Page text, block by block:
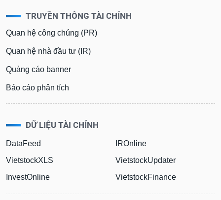
TRUYỀN THÔNG TÀI CHÍNH
Quan hệ công chúng (PR)
Quan hệ nhà đầu tư (IR)
Quảng cáo banner
Báo cáo phân tích
DỮ LIỆU TÀI CHÍNH
DataFeed
VietstockXLS
InvestOnline
IROnline
VietstockUpdater
VietstockFinance